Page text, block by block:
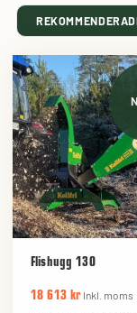
Flishugg 130
18 613 kr Inkl. moms